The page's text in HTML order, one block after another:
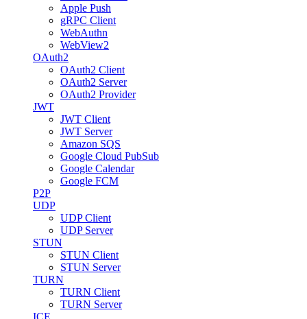
Apple Push
gRPC Client
WebAuthn
WebView2
OAuth2
OAuth2 Client
OAuth2 Server
OAuth2 Provider
JWT
JWT Client
JWT Server
Amazon SQS
Google Cloud PubSub
Google Calendar
Google FCM
P2P
UDP
UDP Client
UDP Server
STUN
STUN Client
STUN Server
TURN
TURN Client
TURN Server
ICE